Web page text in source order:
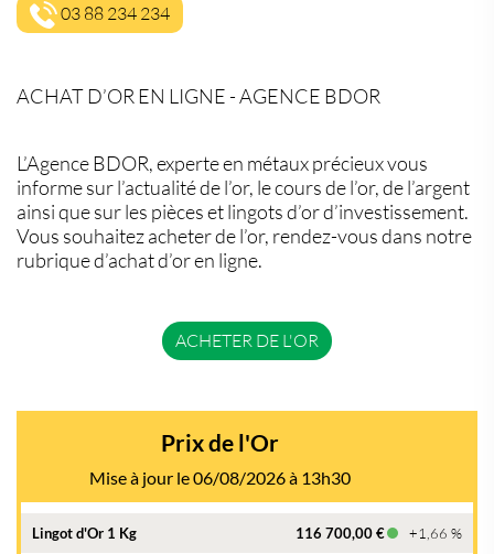
03 88 234 234
ACHAT D’OR EN LIGNE - AGENCE BDOR
L’Agence BDOR, experte en métaux précieux vous
informe sur l’actualité de l’or, le cours de l’or, de l’argent
ainsi que sur les pièces et lingots d’or d’investissement.
Vous souhaitez acheter de l’or, rendez-vous dans notre
rubrique d’achat d’or en ligne.
ACHETER DE L'OR
Prix de l'Or
Mise à jour le 06/08/2026 à 13h30
Lingot d'Or 1 Kg 116 700,00 € +1,66 %